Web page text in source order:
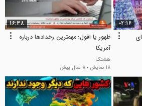
02:16
16:38
ظهور یا افول؛ مهمترین رخدادها درباره
آمریکا
هشتگ
18 نمایش
8 سال پیش